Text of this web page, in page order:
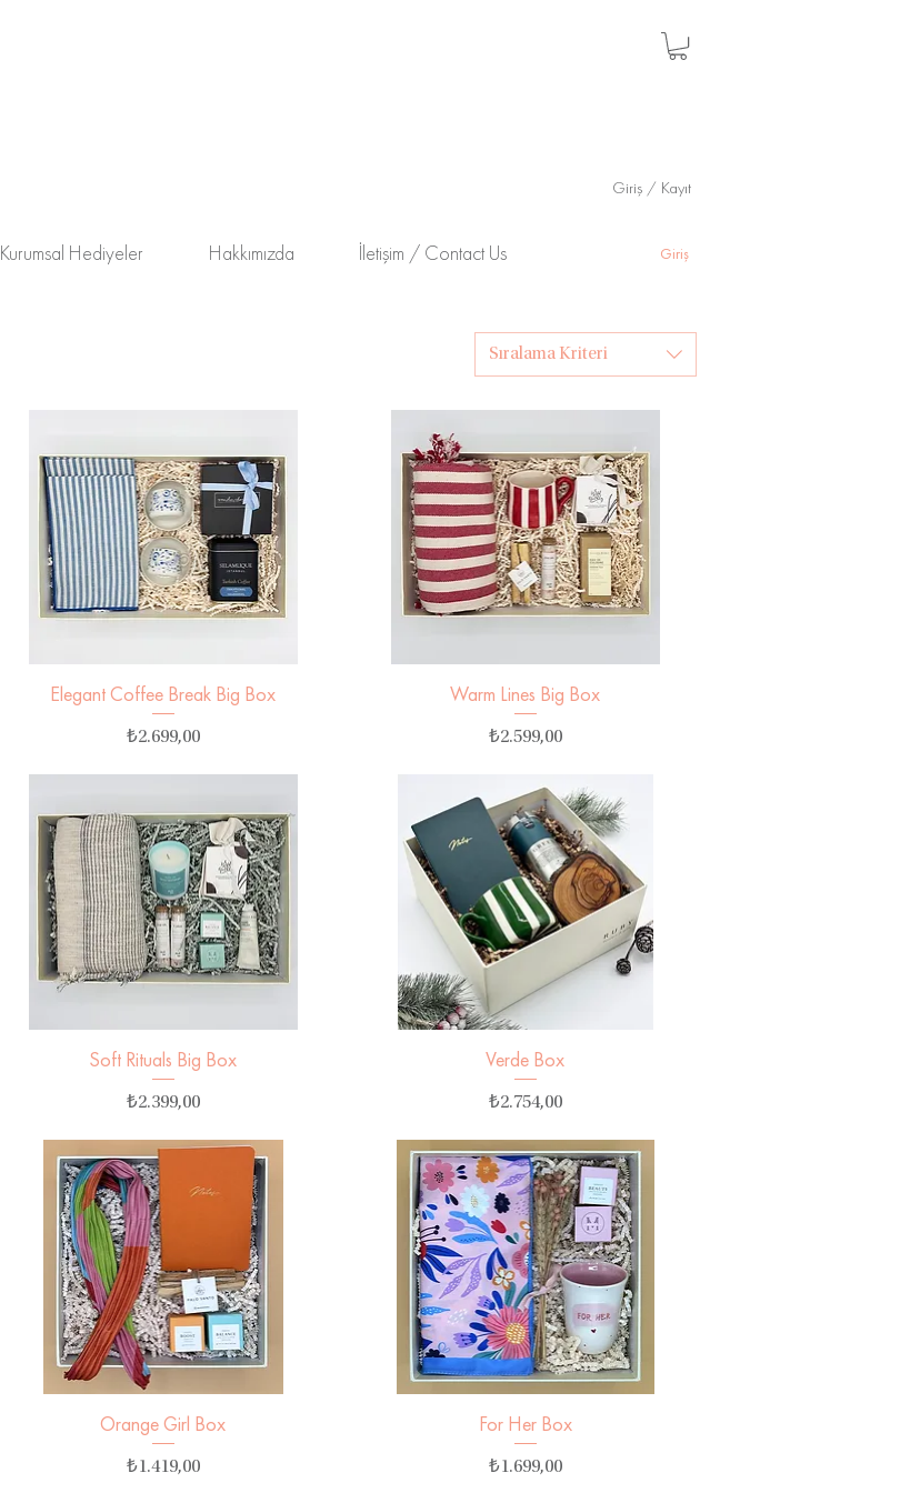
Kurumsal Hediyeler Hakkımızda İletişim / Contact Us
Giriş / Kayıt
Giriş
Sıralama Kriteri
Hızlı Bakış
Elegant Coffee Break Big Box
Fiyat
₺2.699,00
Hızlı Bakış
Warm Lines Big Box
Fiyat
₺2.599,00
Hızlı Bakış
Soft Rituals Big Box
Fiyat
₺2.399,00
Hızlı Bakış
Verde Box
Fiyat
₺2.754,00
Hızlı Bakış
Orange Girl Box
Fiyat
₺1.419,00
Hızlı Bakış
For Her Box
Fiyat
₺1.699,00